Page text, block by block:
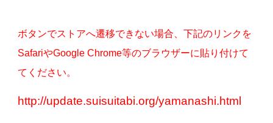
ボタンでストアへ遷移できない場合、下記のリンクを
SafariやGoogle Chrome等のブラウザーに貼り付けて
てください。
http://update.suisuitabi.org/yamanashi.html